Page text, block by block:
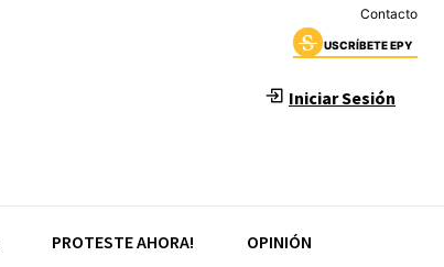
Contacto
USCRÍBETE EPY
Iniciar Sesión
PROTESTE AHORA! OPINIÓN